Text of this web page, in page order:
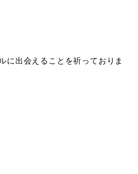
に出会えることを祈っておりま